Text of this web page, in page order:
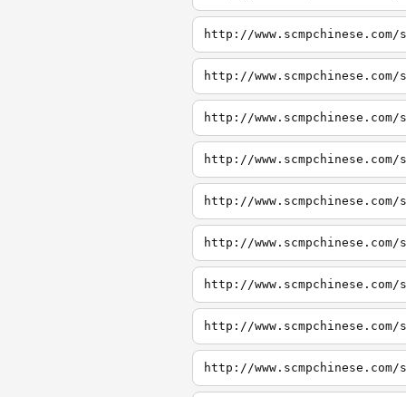
http://
http://
http://
http://
http://
http://
http://
http://
http://